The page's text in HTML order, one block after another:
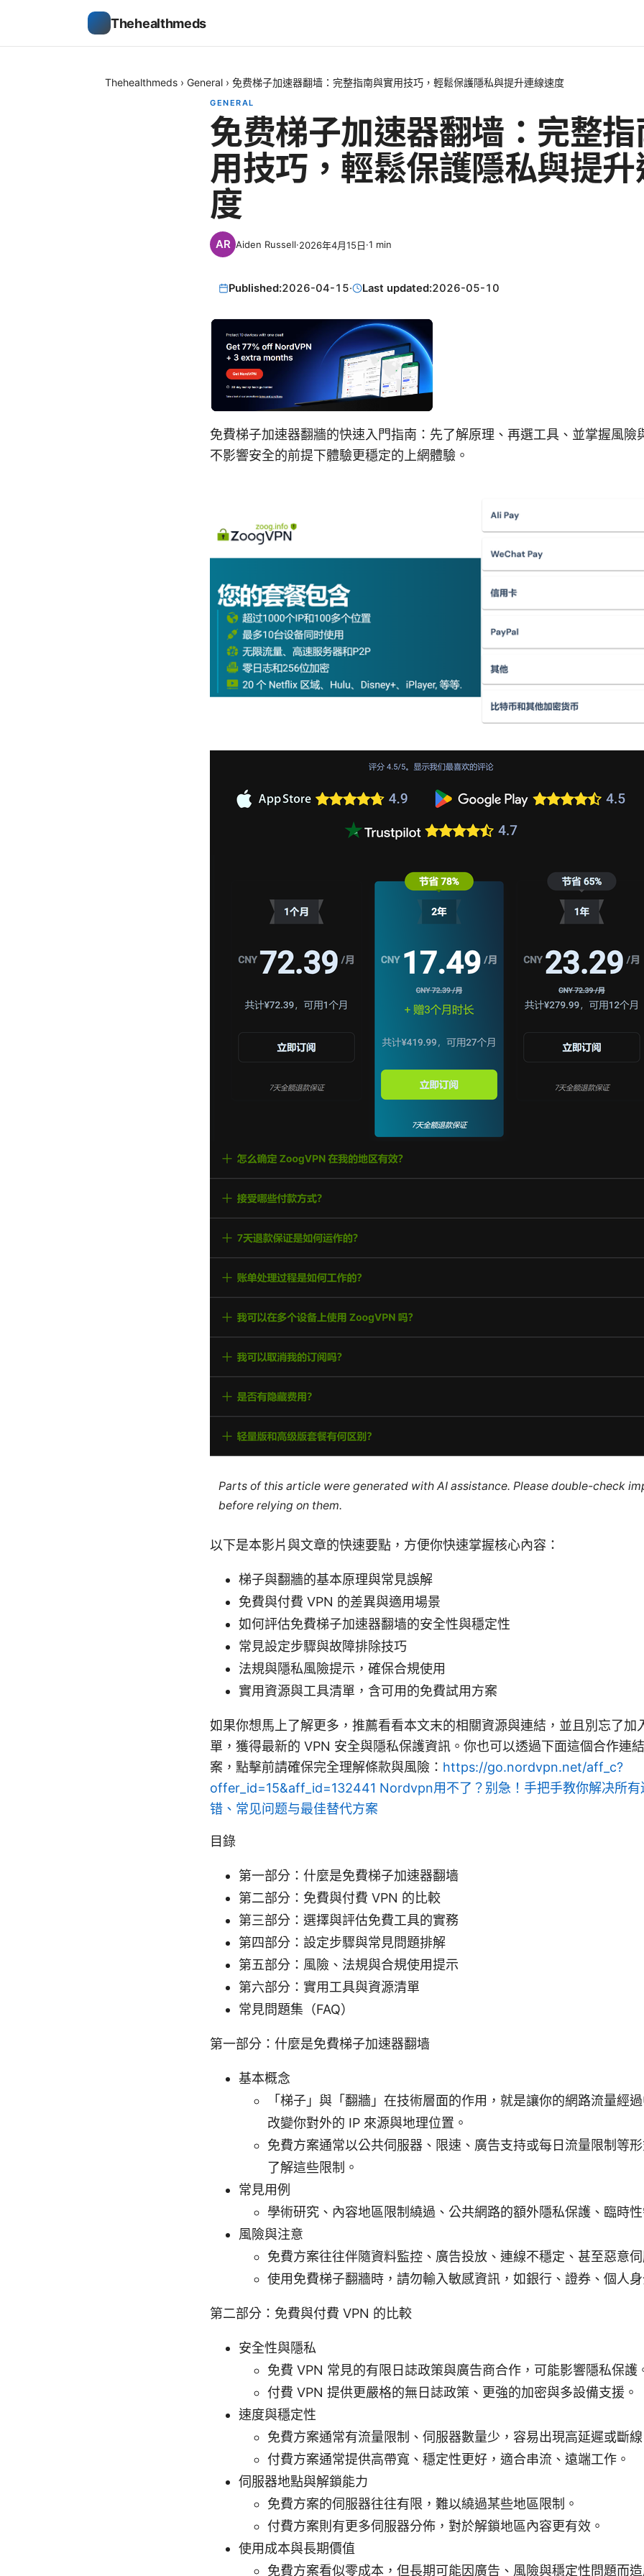
Thehealthmeds
Thehealthmeds › General › 免费梯子加速器翻墙：完整指南與實用技巧，輕鬆保護隱私與提升連線速度
GENERAL
免费梯子加速器翻墙：完整
用技巧，輕鬆保護隱私與提
度
Aiden Russell·2026年4月15日·1 min
Published:2026-04-15· Last updated:2026-05-10
免費梯子加速器翻牆的快速入門指南：先了解原理、再選工具、並掌握風險
不影響安全的前提下體驗更穩定的上網體驗。
Parts of this article were generated with AI assistance. Please double-check
before relying on them.
以下是本影片與文章的快速要點，方便你快速掌握核心內容：
梯子與翻牆的基本原理與常見誤解
免費與付費 VPN 的差異與適用場景
如何評估免費梯子加速器翻墙的安全性與穩定性
常見設定步驟與故障排除技巧
法規與隱私風險提示，確保合規使用
實用資源與工具清單，含可用的免費試用方案
如果你想馬上了解更多，推薦看看本文末的相關資源與連結，並且別忘了加
單，獲得最新的 VPN 安全與隱私保護資訊。你也可以透過下面這個合作連
案，點擊前請確保完全理解條款與風險： https://go.nordvpn.net/aff_c?
offer_id=15&aff_id=132441 Nordvpn用不了？别急！手把手教你解决所
错、常见问题与最佳替代方案
目錄
第一部分：什麼是免費梯子加速器翻墙
第二部分：免費與付費 VPN 的比較
第三部分：選擇與評估免費工具的實務
第四部分：設定步驟與常見問題排解
第五部分：風險、法規與合規使用提示
第六部分：實用工具與資源清單
常見問題集（FAQ）
第一部分：什麼是免費梯子加速器翻墙
基本概念
「梯子」與「翻牆」在技術層面的作用，就是讓你的網路流量經
改變你對外的 IP 來源與地理位置。
免費方案通常以公共伺服器、限速、廣告支持或每日流量限制等
了解這些限制。
常見用例
學術研究、內容地區限制繞過、公共網路的額外隱私保護、臨時性
風險與注意
免費方案往往伴隨資料監控、廣告投放、連線不穩定、甚至惡意伺
使用免費梯子翻牆時，請勿輸入敏感資訊，如銀行、證券、個人身
第二部分：免費與付費 VPN 的比較
安全性與隱私
免費 VPN 常見的有限日誌政策與廣告商合作，可能影響隱私保護
付費 VPN 提供更嚴格的無日誌政策、更強的加密與多設備支援。
速度與穩定性
免費方案通常有流量限制、伺服器數量少，容易出現高延遲或斷線
付費方案通常提供高帶寬、穩定性更好，適合串流、遠端工作。
伺服器地點與解鎖能力
免費方案的伺服器往往有限，難以繞過某些地區限制。
付費方案則有更多伺服器分佈，對於解鎖地區內容更有效。
使用成本與長期價值
免費方案看似零成本，但長期可能因廣告、風險與穩定性問題而造